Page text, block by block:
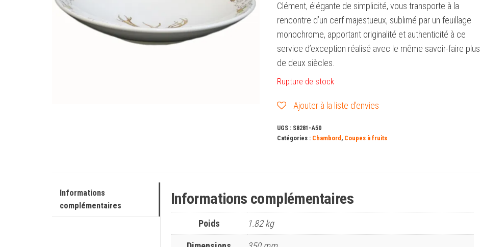
Clément, élégante de simplicité, vous transporte à la
rencontre d’un cerf majestueux, sublimé par un feuillage
monochrome, apportant originalité et authenticité à ce
service d’exception réalisé avec le même savoir-faire plus
de deux siècles.
Rupture de stock
Ajouter à la liste d’envies
UGS : S8281-A50
Catégories : Chambord , Coupes à fruits
Informations
complémentaires
Informations complémentaires
Poids 1.82 kg